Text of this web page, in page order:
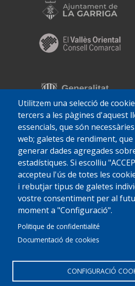
Utilitzem una selecció de
tercers a les pàgines d'aquest
essencials, que són
web; galetes de rendiment,
generar dades agregades
estadístiques. Si escolliu
accepteu l'ús de totes les
i rebutjar tipus de galetes
vostre consentiment per al
moment a "Configuració".
Politique de confidentialité
Documentació de cookies
CONFIGURACIÓ